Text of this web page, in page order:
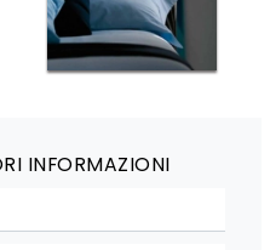
INFORMAZIONI